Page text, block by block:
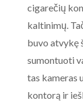
cigarečių
kaltinimų.
buvo atvykę
sumontuoti
tas kameras
kontorą ir